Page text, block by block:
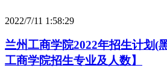
2022/7/11 1:58:29
兰州工商学院2022年招生计划(
工商学院招生专业及人数】